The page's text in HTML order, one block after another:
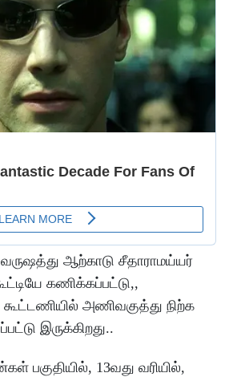
ஆற்காடு சீதாராமய்யர்
கணிக்கப்பட்டு,,
கூட்டணியில் அணிவகுத்து நிற்க
இருக்கிறது..
பகுதியில், 13வது வரியில்,